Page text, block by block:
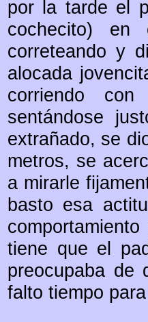
por la tarde el
cochecito)
correteando y
alocada
corriendo
sentándose
extrañado, se
metros, se
a mirarle
basto esa
tiene que el
preocupaba de
falto tiempo